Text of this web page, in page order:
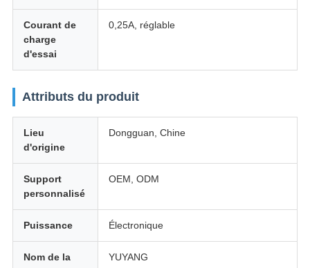
Courant de
charge
d'essai
0,25A, réglable
Attributs du produit
Lieu
d'origine
Dongguan, Chine
Support
personnalisé
OEM, ODM
Puissance Électronique
Nom de la
YUYANG